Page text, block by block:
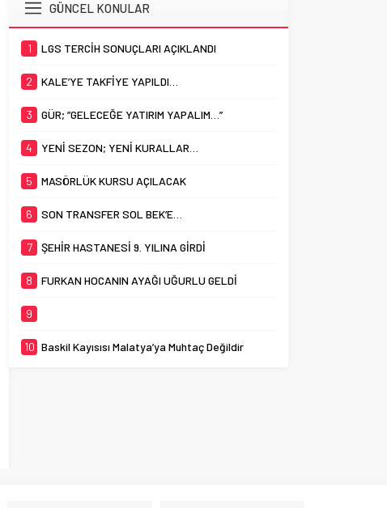
GÜNCEL KONULAR
1 LGS TERCİH SONUÇLARI AÇIKLANDI
2 KALE’YE TAKFİYE YAPILDI…
3 GÜR; ”GELECEĞE YATIRIM YAPALIM…”
4 YENİ SEZON; YENİ KURALLAR…
5 MASÖRLÜK KURSU AÇILACAK
6 SON TRANSFER SOL BEK’E…
7 ŞEHİR HASTANESİ 9. YILINA GİRDİ
8 FURKAN HOCANIN AYAĞI UĞURLU GELDİ
9
10 Baskil Kayısısı Malatya’ya Muhtaç Değildir